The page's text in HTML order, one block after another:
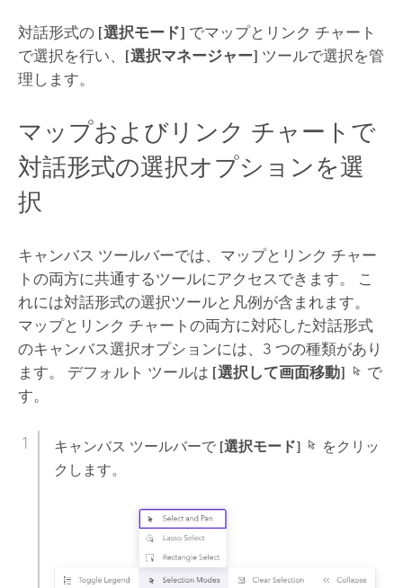
対話形式の [選択モード] でマップとリンク チャート
で選択を行い、 [選択マネージャー] ツールで選択を管
理します。
マップおよびリンク チャートで
対話形式の選択オプションを選
択
キャンバス ツールバーでは、マップとリンク チャー
トの両方に共通するツールにアクセスできます。 こ
れには対話形式の選択ツールと凡例が含まれます。
マップとリンク チャートの両方に対応した対話形式
のキャンバス選択オプションには、3 つの種類があり
ます。 デフォルト ツールは [選択して画面移動]
で
す。
キャンバス ツールバーで [選択モード]
をクリッ
クします。